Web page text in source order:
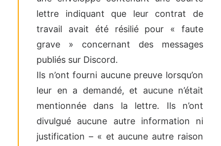
lettre indiquant que leur contrat de
travail avait été résilié pour « faute
grave » concernant des messages
publiés sur Discord.
Ils n’ont fourni aucune preuve lorsqu’on
leur en a demandé, et aucune n’était
mentionnée dans la lettre. Ils n’ont
divulgué aucune autre information ni
justification – « et aucune autre raison